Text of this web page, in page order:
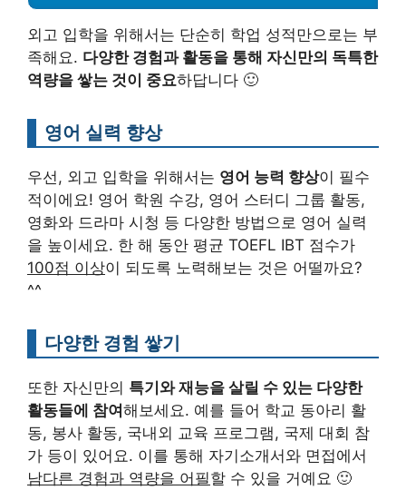
외고 입학을 위해서는 단순히 학업 성적만으로는 부
족해요. 다양한 경험과 활동을 통해 자신만의 독특한
역량을 쌓는 것이 중요하답니다 🙂
영어 실력 향상
우선, 외고 입학을 위해서는 영어 능력 향상이 필수
적이에요! 영어 학원 수강, 영어 스터디 그룹 활동,
영화와 드라마 시청 등 다양한 방법으로 영어 실력
을 높이세요. 한 해 동안 평균 TOEFL IBT 점수가
100점 이상이 되도록 노력해보는 것은 어떨까요?
^^
다양한 경험 쌓기
또한 자신만의 특기와 재능을 살릴 수 있는 다양한
활동들에 참여 해보세요. 예를 들어 학교 동아리 활
동, 봉사 활동, 국내외 교육 프로그램, 국제 대회 참
가 등이 있어요. 이를 통해 자기소개서와 면접에서
남다른 경험과 역량을 어필할 수 있을 거예요 🙂